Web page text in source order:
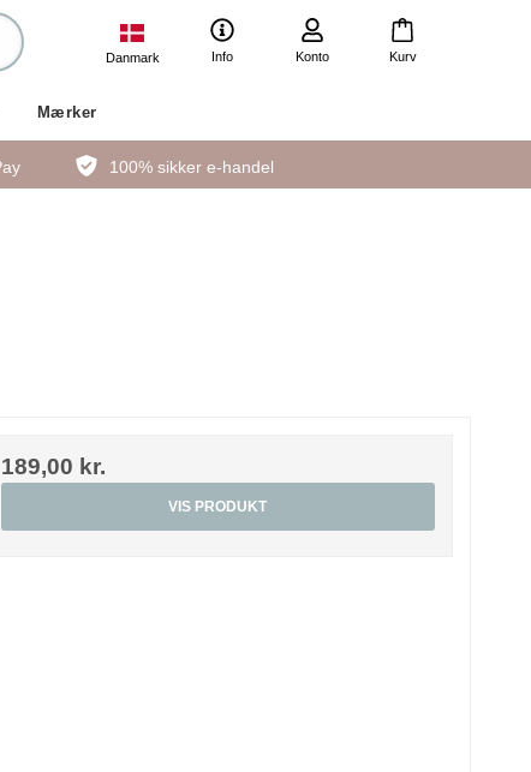
Danmark Info Konto Kurv
Mærker
100% sikker e-handel
189,00 kr.
VIS PRODUKT